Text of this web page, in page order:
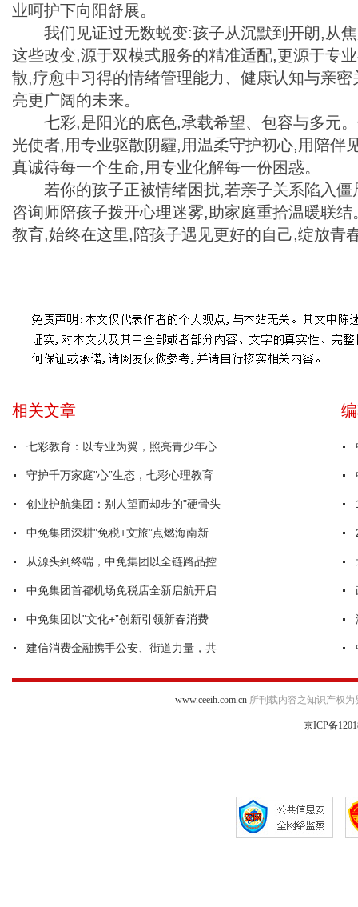
业呵护下向阳舒展。
我们见证过无数蜕变:孩子从沉默到开朗,从
这些改变,源于双模式服务的精准适配,更源于专
散,疗愈中习得的情绪管理能力、健康认知与亲
亮更广阔的未来。
七彩,是阳光的底色,承载希望、包容与多元
光使者,用专业驱散阴霾,用温柔守护初心,用陪伴
真诚待每一个生命,用专业化解每一份困惑。
若你的孩子正被情绪困扰,若亲子关系陷入
咨询师陪孩子拨开心理迷雾,助家庭重拾温暖联
教育,始终在这里,陪孩子遇见更好的自己,绽放青
相关文章
七彩教育：以专业为翼，照亮青少年心
守护千万家庭"心”生态，七彩心理教育
创业护航集团：别人望而却步的"硬骨头
中免集团深耕"免税+文旅”点燃海南新
从源头到终端，中免集团以全链路品控
中免集团首都机场免税店全新启航开启
中免集团以"文化+”创新引领新春消费
建信消费金融携手公安、街道力量，共
www.ceeih.com.cn 所刊载内容之知识产权
京ICP备